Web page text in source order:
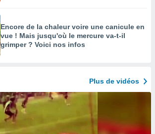
Encore de la chaleur voire une canicule en
vue ! Mais jusqu'où le mercure va-t-il
grimper ? Voici nos infos
Plus de vidéos